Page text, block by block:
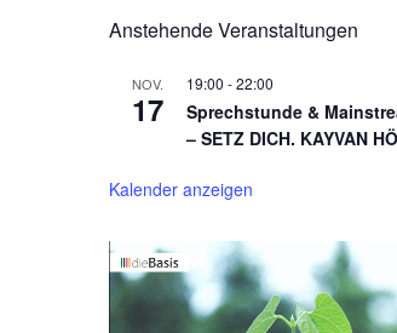
Anstehende Veranstaltungen
NOV.
17
19:00 -22:00
Sprechstunde &
– SETZ DICH. KAYVAN
Kalender anzeigen